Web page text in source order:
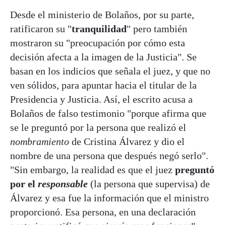
Desde el ministerio de Bolaños, por su parte,
ratificaron su "tranquilidad" pero también
mostraron su "preocupación por cómo esta
decisión afecta a la imagen de la Justicia". Se
basan en los indicios que señala el juez, y que no
ven sólidos, para apuntar hacia el titular de la
Presidencia y Justicia. Así, el escrito acusa a
Bolaños de falso testimonio "porque afirma que
se le preguntó por la persona que realizó el
nombramiento de Cristina Álvarez y dio el
nombre de una persona que después negó serlo".
"Sin embargo, la realidad es que el juez preguntó
por el responsable (la persona que supervisa) de
Álvarez y esa fue la información que el ministro
proporcionó. Esa persona, en una declaración